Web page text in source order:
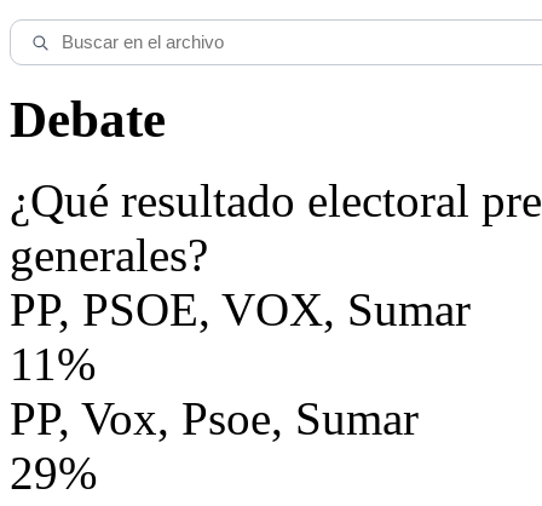
Debate
¿Qué resultado electoral
generales?
PP, PSOE, VOX, Sumar
11%
PP, Vox, Psoe, Sumar
29%